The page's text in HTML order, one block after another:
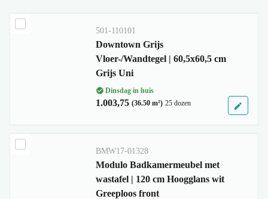
501-110101
Downtown Grijs
Vloer-/Wandtegel | 60,5x60,5 cm
Grijs Uni
Dinsdag in huis
1.003,75 (36.50 m²) 25 dozen
BMW17-01328
Modulo Badkamermeubel met
wastafel | 120 cm Hoogglans wit
Greeploos front